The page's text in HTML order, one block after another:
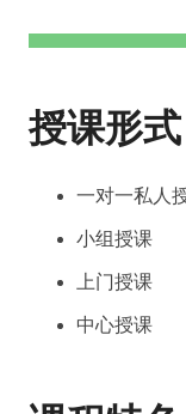
授课形式
一对一私人
小组授课
上门授课
中心授课